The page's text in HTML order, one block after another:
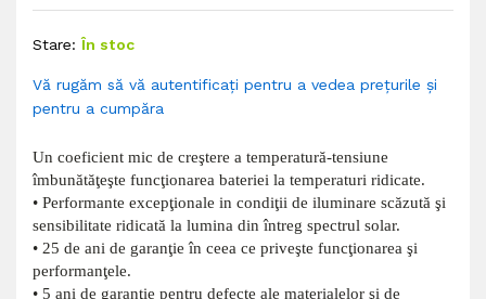
Stare: În stoc
Vă rugăm să vă autentificați pentru a vedea prețurile și
pentru a cumpăra
Un coeficient mic de creştere a temperatură-tensiune
îmbunătăţeşte funcţionarea bateriei la temperaturi ridicate.
• Performante excepţionale in condiţii de iluminare scăzută şi
sensibilitate ridicată la lumina din întreg spectrul solar.
• 25 de ani de garanţie în ceea ce priveşte funcţionarea şi
performanţele.
• 5 ani de garanţie pentru defecte ale materialelor şi de